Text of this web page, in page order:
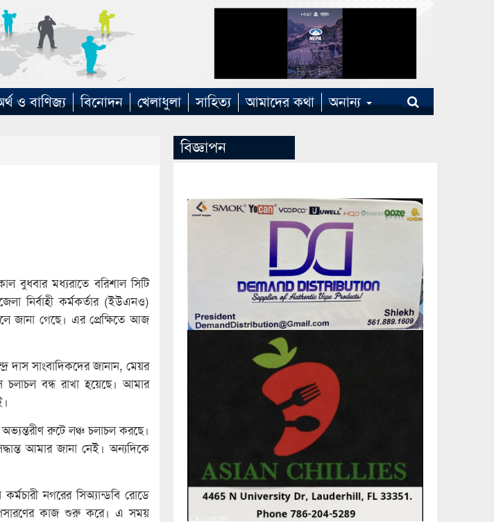
ও বাণিজ্য বিনোদন খেলাধুলা সাহিত্য আমাদের কথা অনান্য
বুধবার মধ্যরাতে বরিশাল সিটি
নির্বাহী কর্মকর্তার (ইউএনও)
জানা গেছে। এর প্রেক্ষিতে আজ
দাস সাংবাদিকদের জানান, মেয়র
চলাচল বন্ধ রাখা হয়েছে। আমার
রুটে লঞ্চ চলাচল করছে।
আমার জানা নেই। অন্যদিকে
নগরের সিঅ্যান্ডবি রোডে
কাজ শুরু করে। এ সময়
বিজ্ঞাপন